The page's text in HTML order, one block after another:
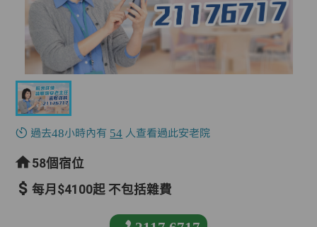
過去48小時內有 54 人查看過此安老院
58個宿位
每月$4100起 不包括雜費